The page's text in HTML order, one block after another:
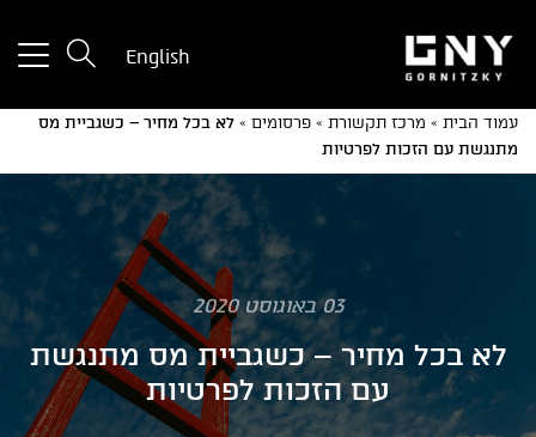
English
עמוד הבית » מרכז תקשורת » פרסומים » לא בכל מחיר – כשגביית מס
מתנגשת עם הזכות לפרטיות
03 באוגוסט 2020
לא בכל מחיר – כשגביית מס מתנגשת
עם הזכות לפרטיות